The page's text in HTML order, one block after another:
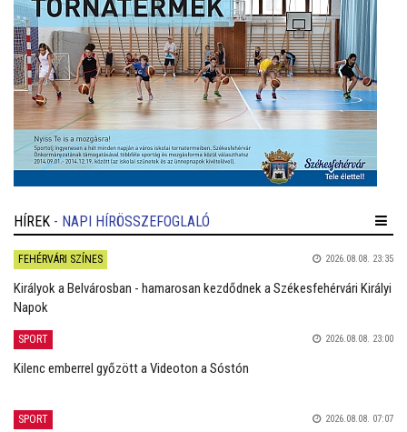
HÍREK - NAPI HÍRÖSSZEFOGLALÓ
FEHÉRVÁRI SZÍNES 2026.08.08. 23:35
Királyok a Belvárosban - hamarosan kezdődnek a Székesfehérvári Királyi
Napok
SPORT 2026.08.08. 23:00
Kilenc emberrel győzött a Videoton a Sóstón
SPORT 2026.08.08. 07:07